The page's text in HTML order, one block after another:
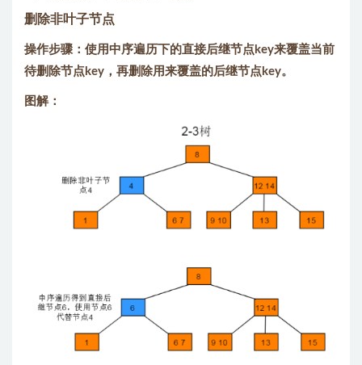
删除非叶子节点
操作步骤：使用中序遍历下的直接后继节点key来覆盖当前
待删除节点key，再删除用来覆盖的后继节点key。
图解：